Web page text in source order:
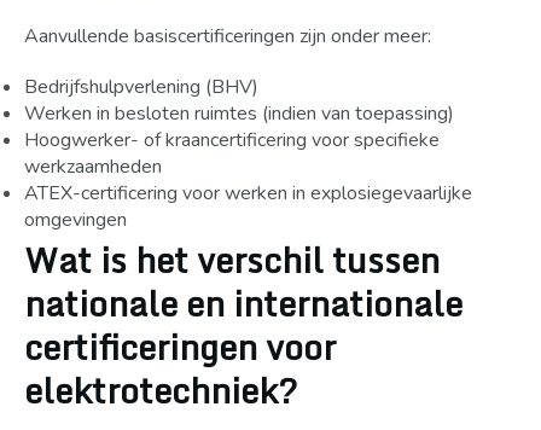
Aanvullende basiscertificeringen zijn onder meer:
Bedrijfshulpverlening (BHV)
Werken in besloten ruimtes (indien van toepassing)
Hoogwerker- of kraancertificering voor specifieke
werkzaamheden
ATEX-certificering voor werken in explosiegevaarlijke
omgevingen
Wat is het verschil tussen
nationale en internationale
certificeringen voor
elektrotechniek?